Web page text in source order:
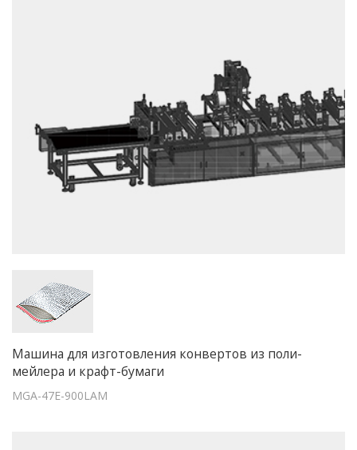
Машина для изготовления конвертов из поли-
мейлера и крафт-бумаги
MGA-47E-900LAM